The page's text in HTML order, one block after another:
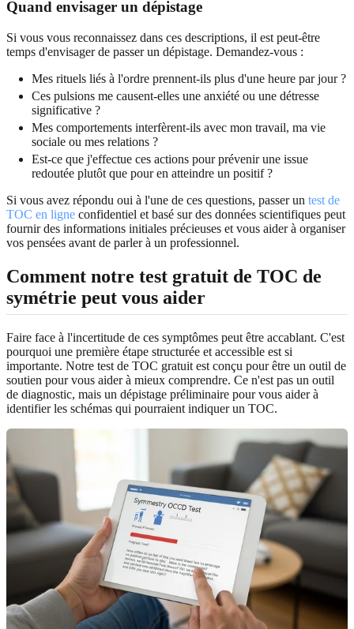
Quand envisager un dépistage
Si vous vous reconnaissez dans ces descriptions, il est peut-être
temps d'envisager de passer un dépistage. Demandez-vous :
Mes rituels liés à l'ordre prennent-ils plus d'une heure par jour ?
Ces pulsions me causent-elles une anxiété ou une détresse
significative ?
Mes comportements interfèrent-ils avec mon travail, ma vie
sociale ou mes relations ?
Est-ce que j'effectue ces actions pour prévenir une issue
redoutée plutôt que pour en atteindre un positif ?
Si vous avez répondu oui à l'une de ces questions, passer un test de
TOC en ligne confidentiel et basé sur des données scientifiques peut
fournir des informations initiales précieuses et vous aider à organiser
vos pensées avant de parler à un professionnel.
Comment notre test gratuit de TOC de
symétrie peut vous aider
Faire face à l'incertitude de ces symptômes peut être accablant. C'est
pourquoi une première étape structurée et accessible est si
importante. Notre test de TOC gratuit est conçu pour être un outil de
soutien pour vous aider à mieux comprendre. Ce n'est pas un outil
de diagnostic, mais un dépistage préliminaire pour vous aider à
identifier les schémas qui pourraient indiquer un TOC.